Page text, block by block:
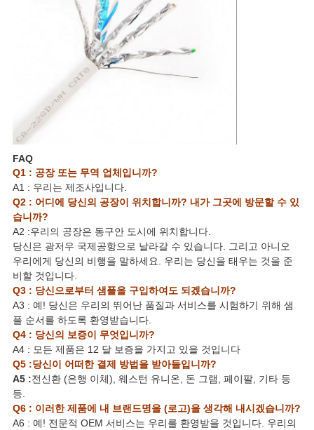
FAQ
Q1 : 공장 또는 무역 업체입니까?
A1 : 우리는 제조사입니다.
Q2 : 어디에 당신의 공장이 위치합니까? 내가 그곳에 방문할 수 있
습니까?
A2 :우리의 공장은 동구안 도시에 위치합니다.
당신은 광저우 국제공항으로 날라갈 수 있습니다. 그리고 아니오
우리에게 당신의 비행을 말하세요. 우리는 당신을 태우는 것을 준
비할 것입니다.
Q3 : 당신으로부터 샘플을 구입하여도 되겠습니까?
A3 : 예! 당신은 우리의 뛰어난 품질과 서비스를 시험하기 위해 샘
플 순서를 하도록 환영받습니다.
Q4 : 당신의 보증이 무엇입니까?
A4 : 모든 제품은 12 달 보증을 가지고 있을 것입니다
Q5 :당신이 어떠한 결제 방법을 받아들입니까?
A5 :전신환 (은행 이체), 웨스턴 유니온, 돈 그램, 페이팔, 기타 등
등.
Q6 : 이러한 제품에 내 브랜드명을 (로고)을 생각해 내시겠습니까?
A6 : 예! 전문적 OEM 서비스는 우리를 환영받을 것입니다. 우리의